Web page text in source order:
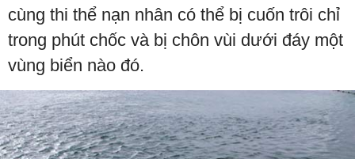
cùng thi thể nạn nhân có thể bị cuốn trôi chỉ
trong phút chốc và bị chôn vùi dưới đáy một
vùng biển nào đó.